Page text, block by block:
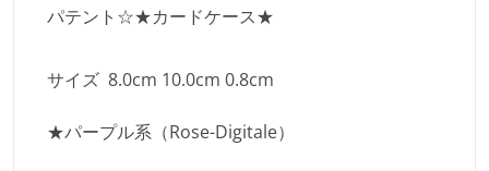
パテント☆★カードケース★
サイズ 8.0cm 10.0cm 0.8cm
★パープル系（Rose-Digitale）